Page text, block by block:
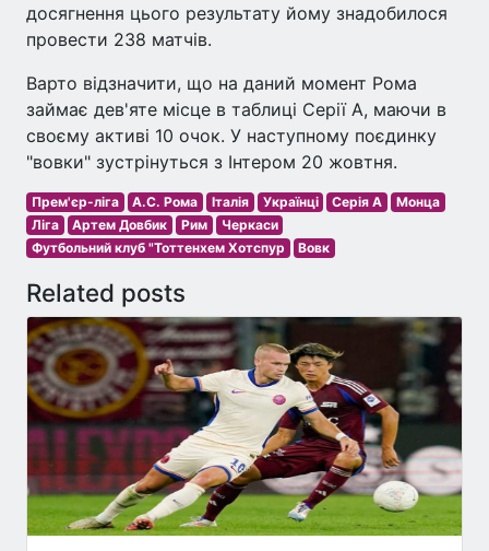
досягнення цього результату йому знадобилося
провести 238 матчів.
Варто відзначити, що на даний момент Рома
займає дев'яте місце в таблиці Серії А, маючи в
своєму активі 10 очок. У наступному поєдинку
"вовки" зустрінуться з Інтером 20 жовтня.
Прем'єр-ліга А.С. Рома Італія Українці Серія A
Монца
Ліга
Артем Довбик Рим
Черкаси
Футбольний клуб "Тоттенхем Хотспур
Вовк
Related posts